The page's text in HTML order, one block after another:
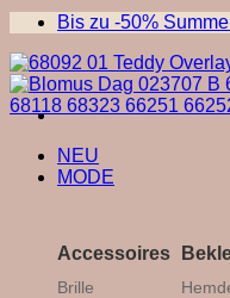
NEU
MODE
Accessoires
Brille
Bis zu -50%